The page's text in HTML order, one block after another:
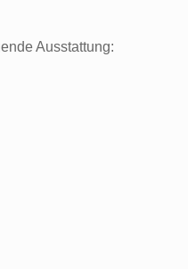
Ausstattung: